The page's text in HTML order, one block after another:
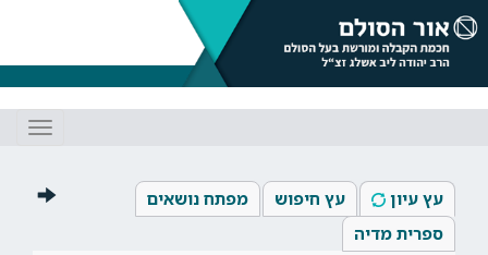
עץ עיון עץ חיפוש
מפתח נושאים
ספרית מדיה